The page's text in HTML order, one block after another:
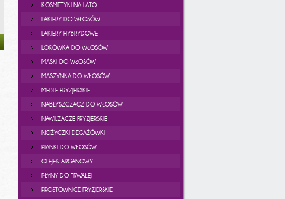
KOSMETYKI NA LATO
LAKIERY DO WŁOSÓW
LAKIERY HYBRYDOWE
LOKÓWKA DO WŁOSÓW
MASKI DO WŁOSÓW
MASZYNKA DO WŁOSÓW
MEBLE FRYZJERSKIE
NABŁYSZCZACZ DO WŁOSÓW
NAWILŻACZE FRYZJERSKIE
NOŻYCZKI DEGAŻÓWKI
PIANKI DO WŁOSÓW
OLEJEK ARGANOWY
PŁYNY DO TRWAŁEJ
PROSTOWNICE FRYZJERSKIE